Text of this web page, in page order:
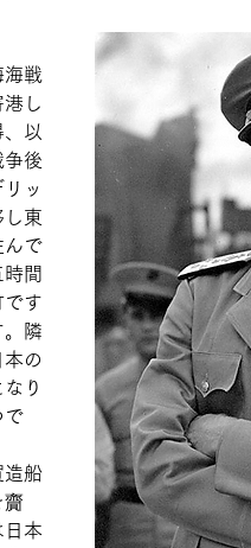
海戦
し
以
争後
ッ
し東
んで
間
です
。隣
の
り
で
造船
齎
日本